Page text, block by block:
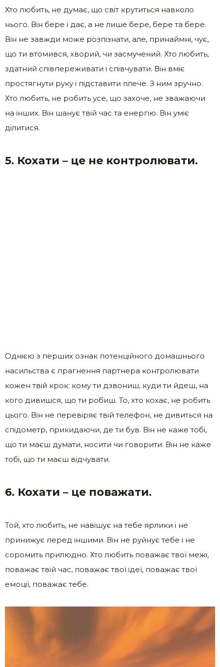
Хто любить, не думає, що світ крутиться навколо
нього. Він бере і дає, а не лише бере, бере та бере.
Він не завжди може розпізнати, але, принаймні, чує,
що ти втомився, хворий, чи засмучений. Хто любить,
здатний співпереживати і співчувати. Він вміє
простягнути руку і підставити плече. З ним зручно.
Хто любить, не робить усе, що захоче, не зважаючи
на інших. Він шанує твій час та енергію. Він уміє
ділитися.
5. Кохати – це не контролювати.
Однією з перших ознак потенційного домашнього
насильства є прагнення партнера контролювати
кожен твій крок: кому ти дзвониш, куди ти йдеш, на
кого дивишся, що ти робиш. То, хто кохає, не робить
цього. Він не перевіряє твій телефон, не дивиться на
спідометр, прикидаючи, де ти був. Він не каже тобі,
що ти маєш думати, носити чи говорити. Він не каже
тобі, що ти маєш відчувати.
6. Кохати – це поважати.
Той, хто любить, не навішує на тебе ярлики і не
принижує перед іншими. Він не руйнує тебе і не
соромить прилюдно. Хто любить поважає твої межі,
поважає твій час, поважає твої ідеї, поважає твої
емоції, поважає тебе.